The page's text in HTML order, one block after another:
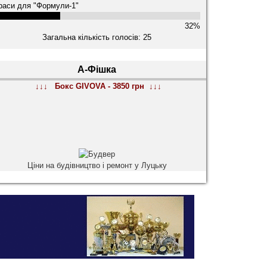
для "Формули-1"
32%
Загальна кількість голосів: 25
А-Фішка
↓↓↓ Бокс GIVOVA - 3850 грн ↓↓↓
Ціни на будівництво і ремонт у Луцьку